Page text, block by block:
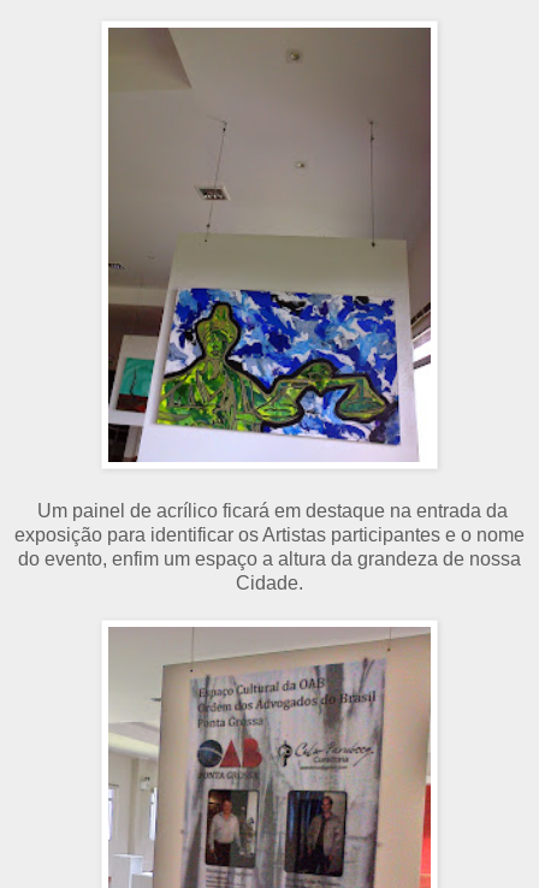
Um painel de acrílico ficará em destaque na entrada da
exposição para identificar os Artistas participantes e o nome
do evento, enfim um espaço a altura da grandeza de nossa
Cidade.